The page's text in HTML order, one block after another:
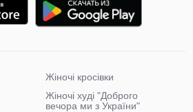
Жіночі кросівки
Жіночі худі "Доброго
вечора ми з України"